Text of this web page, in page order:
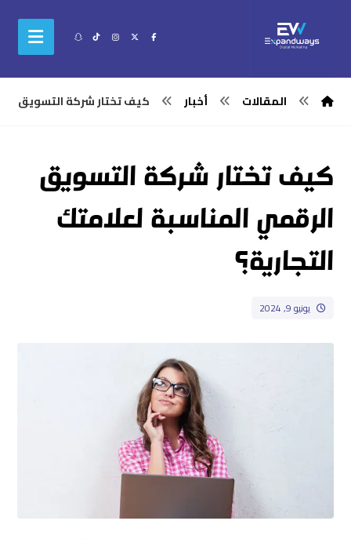
المقالات أخبار كيف تختار شركة التسويق
كيف تختار شركة التسويق
الرقمي المناسبة لعلامتك
التجارية؟
يونيو 9, 2024